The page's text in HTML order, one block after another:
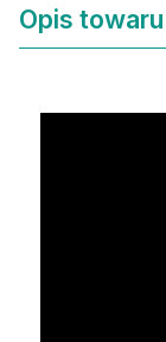
Opis towaru